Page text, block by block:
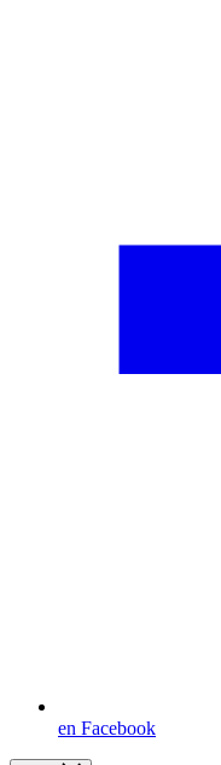
en Facebook